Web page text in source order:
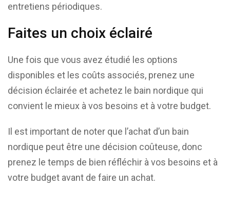
entretiens périodiques.
Faites un choix éclairé
Une fois que vous avez étudié les options
disponibles et les coûts associés, prenez une
décision éclairée et achetez le bain nordique qui
convient le mieux à vos besoins et à votre budget.
Il est important de noter que l’achat d’un bain
nordique peut être une décision coûteuse, donc
prenez le temps de bien réfléchir à vos besoins et à
votre budget avant de faire un achat.